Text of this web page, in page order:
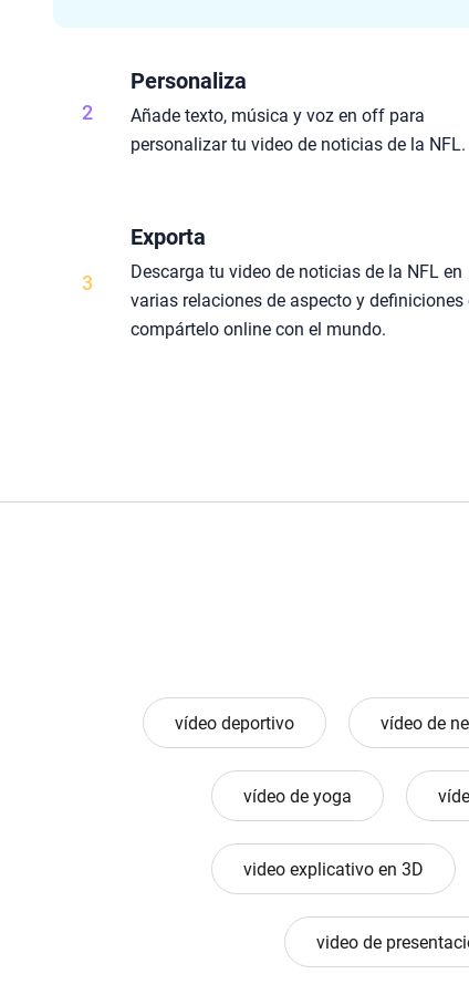
2
Personaliza
Añade texto, música y voz en off para
personalizar tu video de noticias de la NFL.
3
Exporta
Descarga tu video de noticias de la NFL en
varias relaciones de aspecto y definiciones
compártelo online con el mundo.
vídeo deportivo vídeo de
vídeo de yoga
video explicativo en 3D
video de